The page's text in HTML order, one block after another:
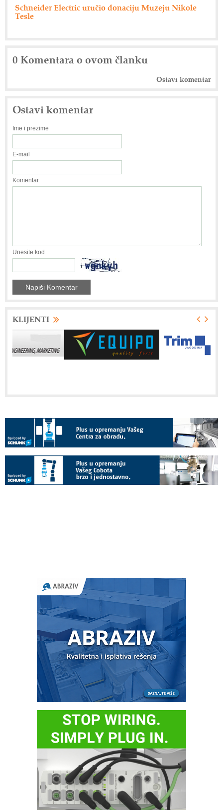
Schneider Electric uručio donaciju Muzeju Nikole
Tesle
0 Komentara o ovom članku
Ostavi komentar
Ostavi komentar
Ime i prezime
E-mail
Komentar
Unesite kod
KLIJENTI